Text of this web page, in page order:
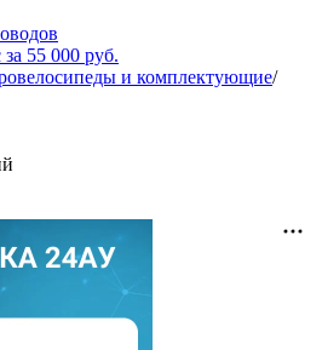
55 000 руб.
и комплектующие/